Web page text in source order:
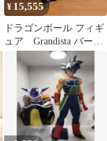
¥ 15,555
ドラゴンボール フィギ
ュア Grandista バーダ
ック